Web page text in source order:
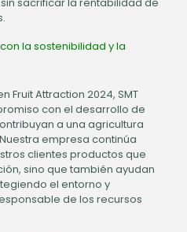
la sostenibilidad y la
Fruit Attraction 2024, SMT
con el desarrollo de
a una agricultura
empresa continúa
clientes productos que
sino que también ayudan
el entorno y
de los recursos